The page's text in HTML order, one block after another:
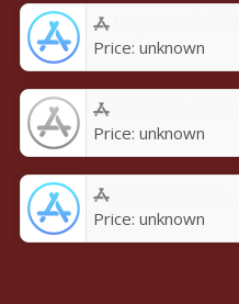
Price: unknown
Price: unknown
Price: unknown